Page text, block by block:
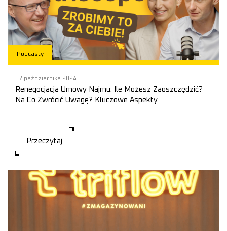
Podcasty
17 października 2024
Renegocjacja Umowy Najmu: Ile Możesz Zaoszczędzić?
Na Co Zwrócić Uwagę? Kluczowe Aspekty
Przeczytaj